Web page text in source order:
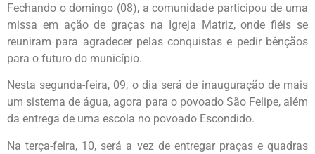
Fechando o domingo (08), a comunidade participou de uma
missa em ação de graças na Igreja Matriz, onde fiéis se
reuniram para agradecer pelas conquistas e pedir bênçãos
para o futuro do município.
Nesta segunda-feira, 09, o dia será de inauguração de mais
um sistema de água, agora para o povoado São Felipe, além
da entrega de uma escola no povoado Escondido.
Na terça-feira, 10, será a vez de entregar praças e quadras